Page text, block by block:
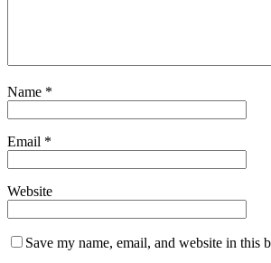
Name *
Email *
Website
Save my name, email, and website in this